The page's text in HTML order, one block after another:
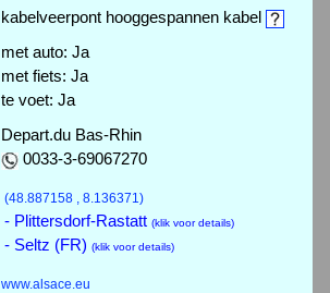
kabelveerpont hooggespannen kabel
met auto: Ja
met fiets: Ja
te voet: Ja
Depart.du Bas-Rhin
0033-3-69067270
(48.887158 , 8.136371)
- Plittersdorf-Rastatt (klik voor details)
- Seltz (FR) (klik voor details)
www.alsace.eu